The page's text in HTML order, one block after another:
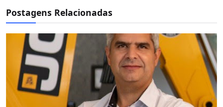
Postagens Relacionadas